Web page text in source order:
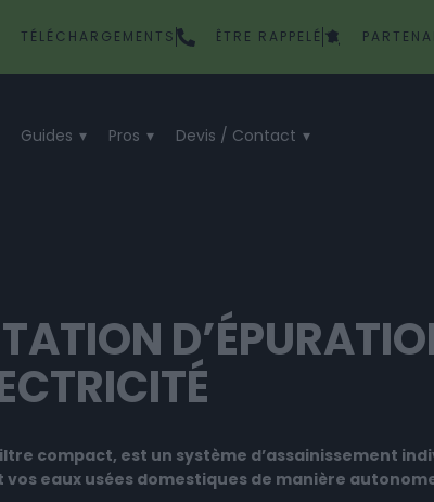
TÉLÉCHARGEMENTS ÊTRE RAPPELÉ
Guides Pros Devis / Contact
compact, est un système d’assainissement
eaux usées domestiques de manière